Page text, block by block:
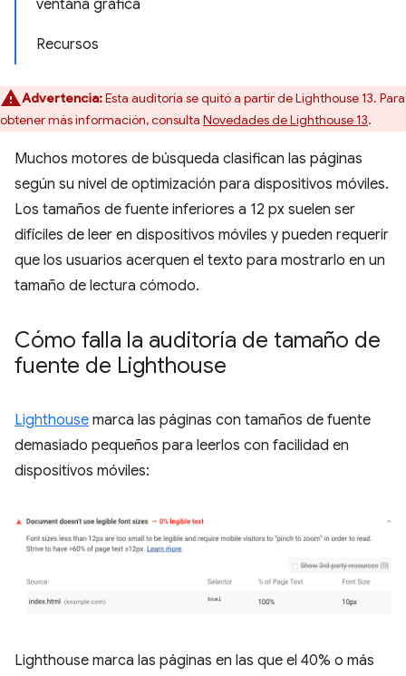
ventana gráfica
Recursos
Advertencia:Esta auditoría se quitó a partir de Lighthouse 13. Para
obtener más información, consulta Novedades de Lighthouse 13.
Muchos motores de búsqueda clasifican las páginas
según su nivel de optimización para dispositivos móviles.
Los tamaños de fuente inferiores a 12 px suelen ser
difíciles de leer en dispositivos móviles y pueden requerir
que los usuarios acerquen el texto para mostrarlo en un
tamaño de lectura cómodo.
Cómo falla la auditoría de tamaño de
fuente de Lighthouse
Lighthouse marca las páginas con tamaños de fuente
demasiado pequeños para leerlos con facilidad en
dispositivos móviles:
Lighthouse marca las páginas en las que el 40% o más